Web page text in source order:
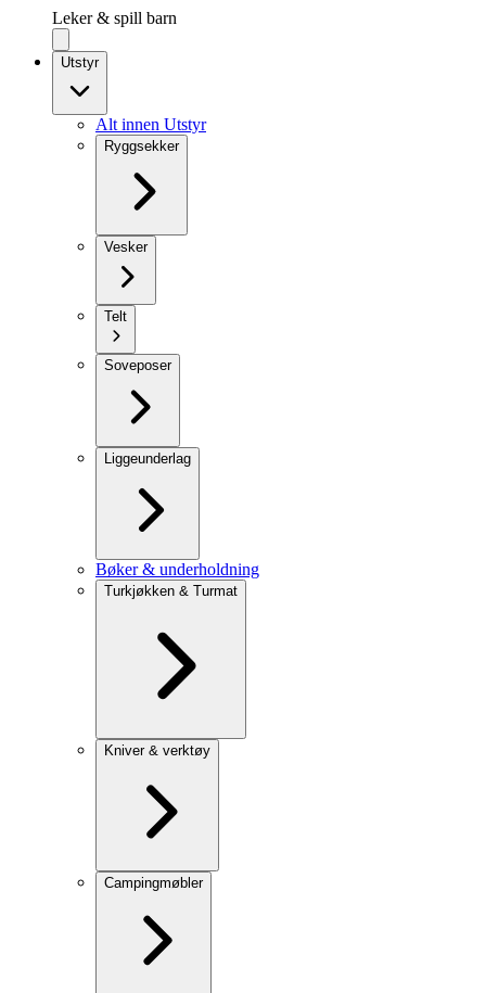
Leker & spill barn
Utstyr
Alt innen Utstyr
Ryggsekker
Vesker
Telt
Soveposer
Liggeunderlag
Bøker & underholdning
Turkjøkken & Turmat
Kniver & verktøy
Campingmøbler